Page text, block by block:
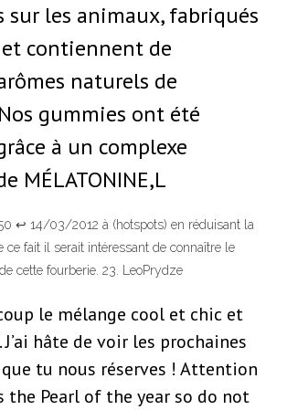
sur les animaux, fabriqués
et contiennent de
naturels de
gummies ont été
à un complexe
MÉLATONINE,L
↩ 14/03/2012 à (hotspots) en réduisant la
ce fait il serait intéressant de connaître le
cette fourberie. 23. LeoPrydze
le mélange cool et chic et
hâte de voir les prochaines
tu nous réserves ! Attention
the Pearl of the year so do not